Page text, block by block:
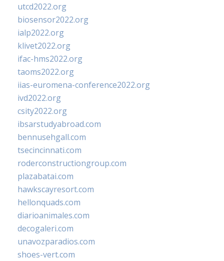
utcd2022.org
biosensor2022.org
ialp2022.org
klivet2022.org
ifac-hms2022.org
taoms2022.org
iias-euromena-conference2022.org
ivd2022.org
csity2022.org
ibsarstudyabroad.com
bennusehgall.com
tsecincinnati.com
roderconstructiongroup.com
plazabatai.com
hawkscayresort.com
hellonquads.com
diarioanimales.com
decogaleri.com
unavozparadios.com
shoes-vert.com